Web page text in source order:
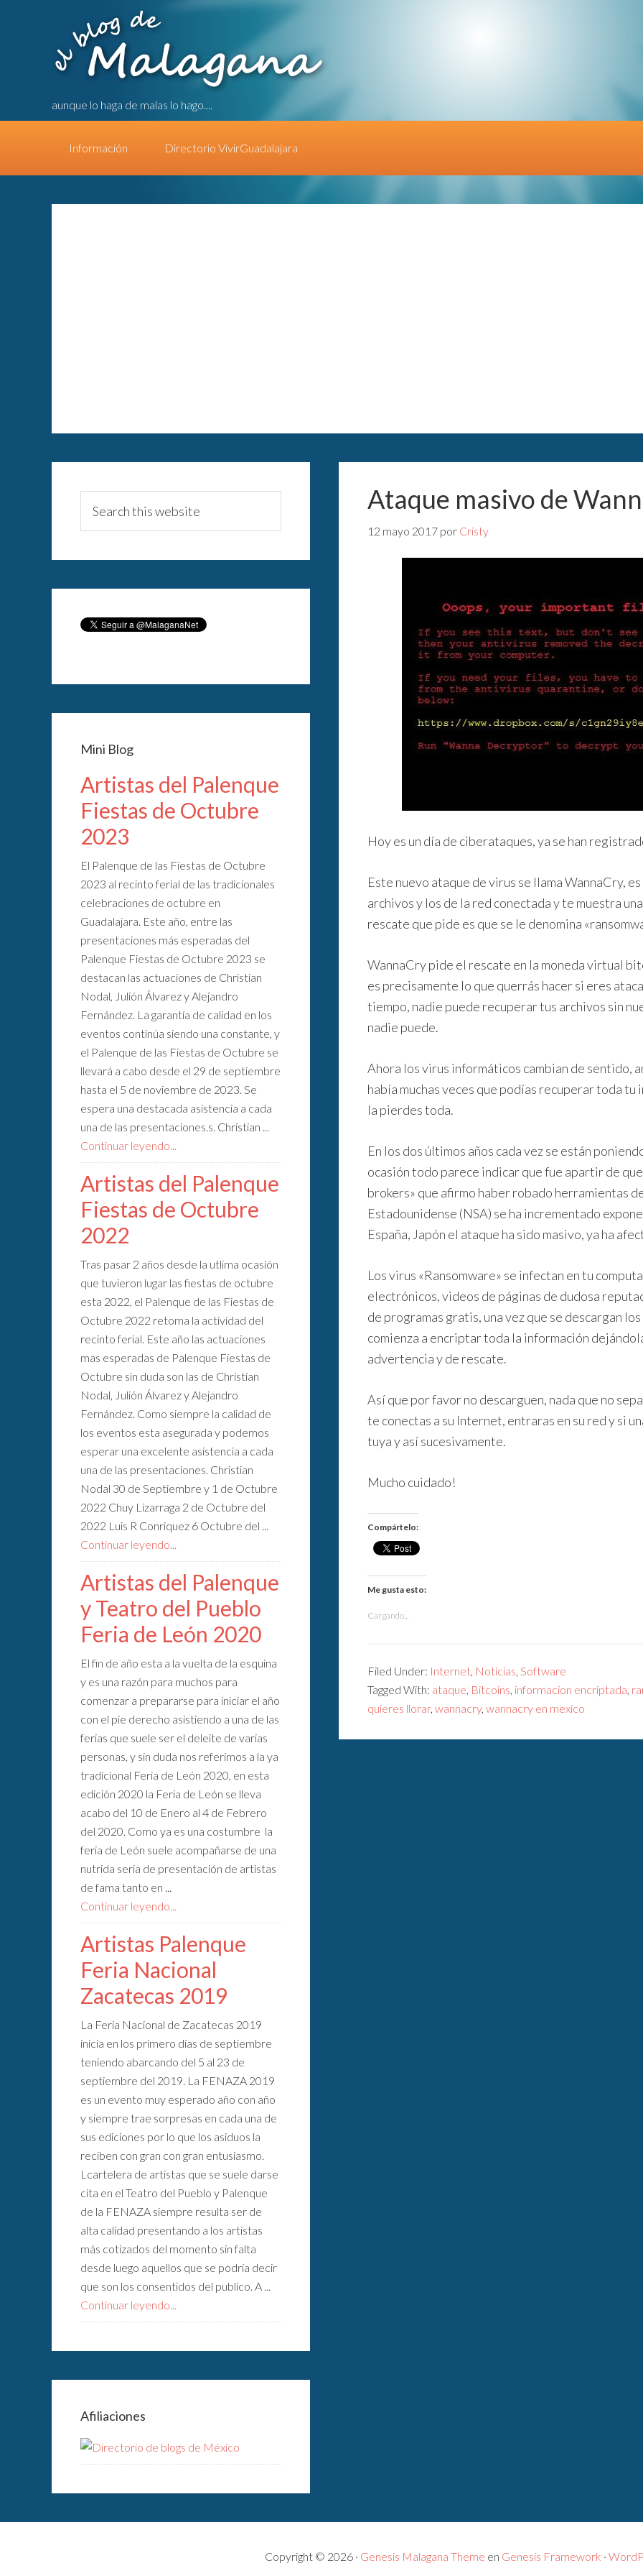
aunque lo haga de malas lo hago....
Información Directorio VivirGuadalajara
Ataque masivo de
12 mayo 2017 por Cristy
Hoy es un día de ciberataques, ya se han
Este nuevo ataque de virus se llama WannaCry,
archivos y los de la red conectada y te muestra
rescate que pide es que se le denomina
WannaCry pide el rescate en la moneda virtual
es precisamente lo que querrás hacer si eres
tiempo, nadie puede recuperar tus archivos sin
nadie puede.
Ahora los virus informáticos cambian de sentido,
había muchas veces que podías recuperar toda
la pierdes toda.
En los dos últimos años cada vez se están
ocasión todo parece indicar que fue apartir de
brokers» que afirmo haber robado herramientas
Estadounidense (NSA) se ha incrementado
España, Japón el ataque ha sido masivo, ya ha
Los virus «Ransomware» se infectan en tu
electrónicos, videos de páginas de dudosa
de programas gratis, una vez que se descargan
comienza a encriptar toda la información
advertencia y de rescate.
Así que por favor no descarguen, nada que no
te conectas a su Internet, entraras en su red y si
tuya y así sucesivamente.
Mucho cuidado!
Compártelo:
Me gusta esto:
Cargando...
Filed Under: Internet, Noticias, Software
Tagged With: ataque, Bitcoins, informacion encriptada,
quieres llorar, wannacry, wannacry en mexico
Mini Blog
Artistas del Palenque
Fiestas de Octubre
2023
El Palenque de las Fiestas de Octubre
2023 al recinto ferial de las tradicionales
celebraciones de octubre en
Guadalajara. Este año, entre las
presentaciones más esperadas del
Palenque Fiestas de Octubre 2023 se
destacan las actuaciones de Christian
Nodal, Julión Álvarez y Alejandro
Fernández. La garantía de calidad en los
eventos continúa siendo una constante, y
el Palenque de las Fiestas de Octubre se
llevará a cabo desde el 29 de septiembre
hasta el 5 de noviembre de 2023. Se
espera una destacada asistencia a cada
una de las presentaciones.s. Christian ...
Continuar leyendo...
Artistas del Palenque
Fiestas de Octubre
2022
Tras pasar 2 años desde la utlima ocasión
que tuvieron lugar las fiestas de octubre
esta 2022, el Palenque de las Fiestas de
Octubre 2022 retoma la actividad del
recinto ferial. Este año las actuaciones
mas esperadas de Palenque Fiestas de
Octubre sin duda son las de Christian
Nodal, Julión Álvarez y Alejandro
Fernández. Como siempre la calidad de
los eventos esta asegurada y podemos
esperar una excelente asistencia a cada
una de las presentaciones. Christian
Nodal 30 de Septiembre y 1 de Octubre
2022 Chuy Lizarraga 2 de Octubre del
2022 Luis R Conriquez 6 Octubre del ...
Continuar leyendo...
Artistas del Palenque
y Teatro del Pueblo
Feria de León 2020
El fin de año esta a la vuelta de la esquina
y es una razón para muchos para
comenzar a prepararse para iniciar el año
con el pie derecho asistiendo a una de las
ferias que suele ser el deleite de varias
personas, y sin duda nos referimos a la ya
tradicional Feria de León 2020, en esta
edición 2020 la Feria de León se lleva
acabo del 10 de Enero al 4 de Febrero
del 2020. Como ya es una costumbre la
feria de León suele acompañarse de una
nutrida seria de presentación de artistas
de fama tanto en ...
Continuar leyendo...
Artistas Palenque
Feria Nacional
Zacatecas 2019
La Feria Nacional de Zacatecas 2019
inicia en los primero días de septiembre
teniendo abarcando del 5 al 23 de
septiembre del 2019. La FENAZA 2019
es un evento muy esperado año con año
y siempre trae sorpresas en cada una de
sus ediciones por lo que los asiduos la
reciben con gran con gran entusiasmo.
Lcartelera de artistas que se suele darse
cita en el Teatro del Pueblo y Palenque
de la FENAZA siempre resulta ser de
alta calidad presentando a los artistas
más cotizados del momento sin falta
desde luego aquellos que se podría decir
que son los consentidos del publico. A ...
Continuar leyendo...
Afiliaciones
Copyright © 2026 · Genesis Malagana Theme en Genesis Framework ·